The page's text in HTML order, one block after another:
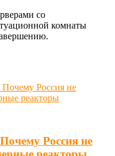
со
комнаты
Россия не